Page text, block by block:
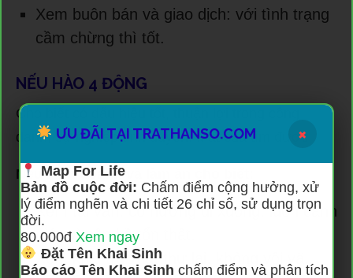
Xem buôn bán và giao dịch: với tình trạng
cầm chừng thì tốt.
NẾU HÀO 4 ĐỘNG
Cho biết có dấu hiệu tốt, thuận lợi trong công
danh, sự nghiệp tình duyên. Mất của tìm được.
Nếu kinh doanh và làm ăn cho biết:
Xem tài vận: có hướng đi xuống, luôn cảnh
giác vì cận kề tổn thất.
Xem khai trương: thư lại, không vội vã.
ƯU ĐÃI TẠI TRATHANSO.COM ×
Map For Life
Bản đồ cuộc đời: Chấm điểm cộng hưởng, xử
lý điểm nghẽn và chi tiết 26 chỉ số, sử dụng trọn
đời.
80.000đ Xem ngay
Đặt Tên Khai Sinh
Báo cáo Tên Khai Sinh chấm điểm và phân tích